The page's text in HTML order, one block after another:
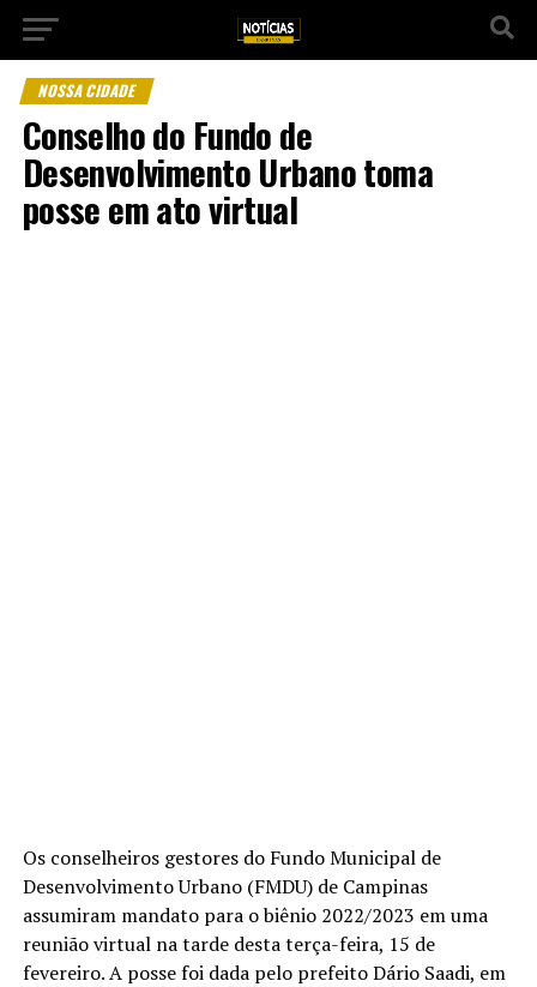
NOSSA CIDADE
Conselho do Fundo de
Desenvolvimento Urbano toma
posse em ato virtual
Os conselheiros gestores do Fundo Municipal de
Desenvolvimento Urbano (FMDU) de Campinas
assumiram mandato para o biênio 2022/2023 em uma
reunião virtual na tarde desta terça-feira, 15 de
fevereiro. A posse foi dada pelo prefeito Dário Saadi, em